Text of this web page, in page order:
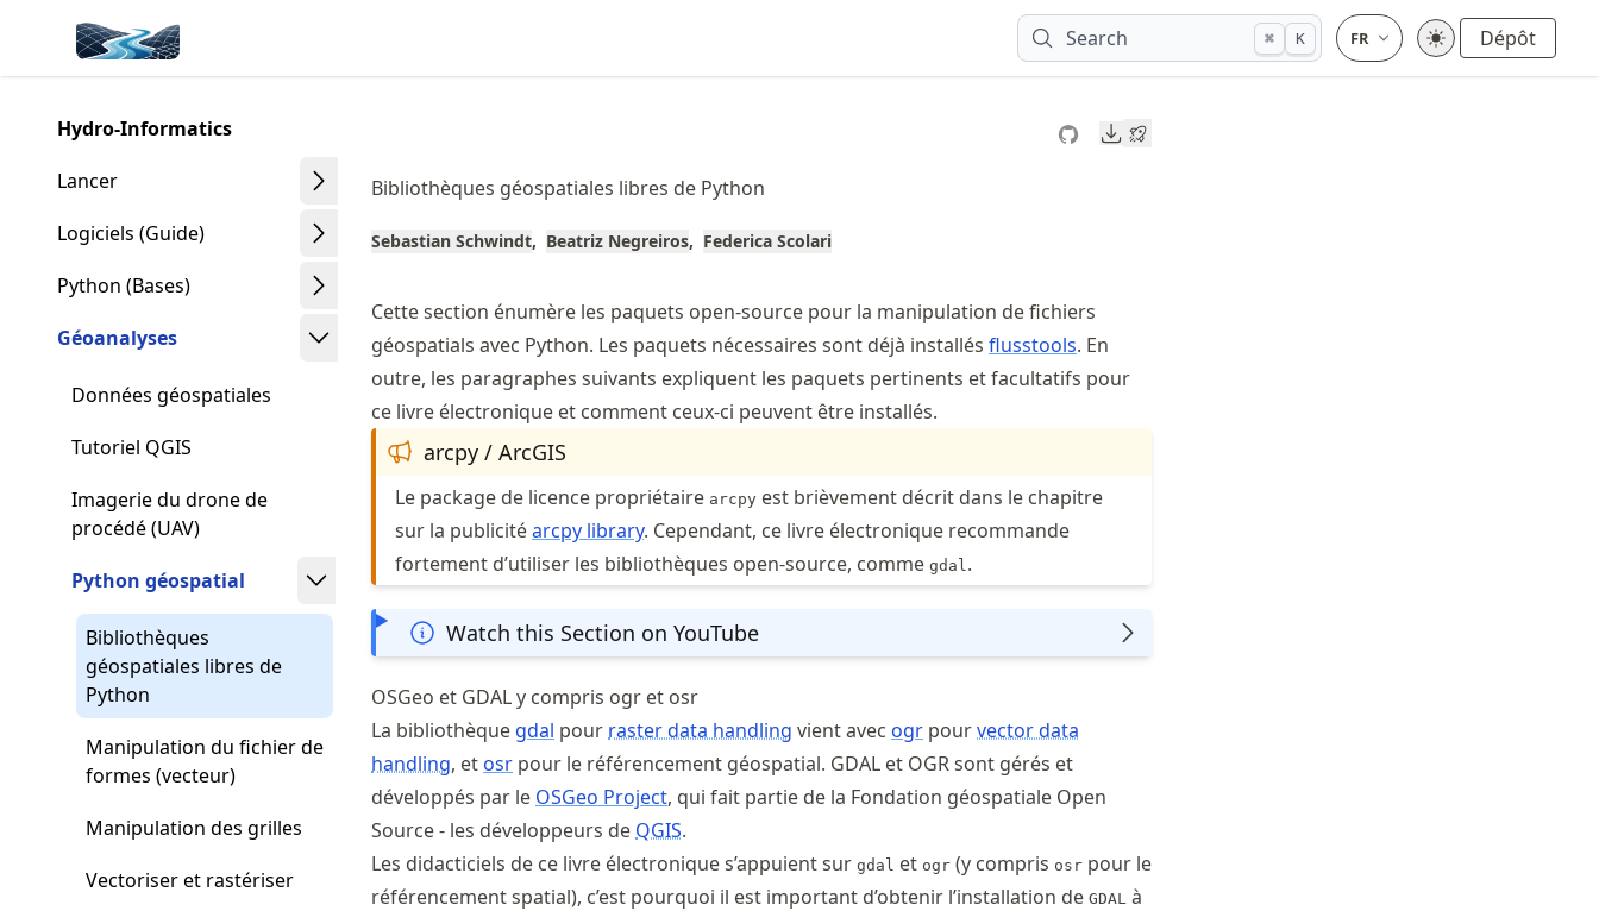
article
content
Made with MyST Search ⌘ K Dépôt
Hydro-Informatics
Lancer
Logiciels (Guide)
Python (Bases)
Géoanalyses
Données géospatiales
Tutoriel QGIS
Imagerie du drone de
procédé (UAV)
Python géospatial
Bibliothèques
géospatiales libres de
Python
Manipulation du fichier de
formes (vecteur)
Manipulation des grilles
Vectoriser et rastériser
Downloads
Bibliothèques géospatiales libres de Python
Sebastian Schwindt Beatriz Negreiros Federica Scolari
Cette section énumère les paquets open-source pour la manipulation de fichiers
géospatials avec Python. Les paquets nécessaires sont déjà installés flusstools. En
outre, les paragraphes suivants expliquent les paquets pertinents et facultatifs pour
ce livre électronique et comment ceux-ci peuvent être installés.
arcpy / ArcGIS
Le package de licence propriétaire arcpy est brièvement décrit dans le chapitre
sur la publicitéarcpy library. Cependant, ce livre électronique recommande
fortement d’utiliser les bibliothèques open-source, comme gdal.
Watch this Section on YouTube
OSGeo et GDAL y compris ogr et osr
La bibliothèque gdal pour raster data handling vient avec ogr pourvector data
handling, et osr pour le référencement géospatial. GDAL et OGR sont gérés et
développés par le OSGeo Project, qui fait partie de la Fondation géospatiale Open
Source - les développeurs de QGIS.
Les didacticiels de ce livre électronique s’appuient sur gdal et ogr (y compris osr pour le
référencement spatial), c’est pourquoi il est important d’obtenir l’installation de GDAL à